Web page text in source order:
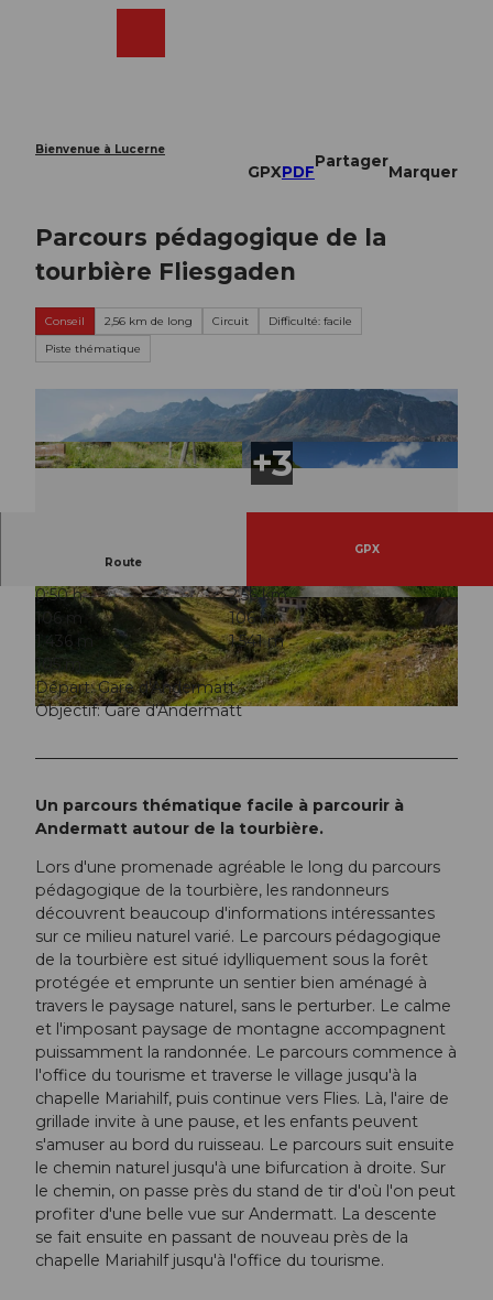
Bienvenue à Lucerne
GPXPDF
Partager
Marquer
Parcours pédagogique de la
tourbière Fliesgaden
Conseil 2,56 km de long Circuit
Difficulté: facile
Piste thématique
© Mike Niederhauser, Ferienregion Andermatt
© Andermatt-Urserntal Tourismus GmbH, Ferie
nregion Andermatt
© Andermatt-Urserntal Tourismus GmbH, Ferie
nregion Andermatt
Route
GPX
0:50 h
2,56 km
106 m
106 m
1.436 m
1.541 m
105 m
Départ: Gare d'Andermatt
Objectif: Gare d'Andermatt
Un parcours thématique facile à parcourir à
Andermatt autour de la tourbière.
Lors d'une promenade agréable le long du parcours
pédagogique de la tourbière, les randonneurs
découvrent beaucoup d'informations intéressantes
sur ce milieu naturel varié. Le parcours pédagogique
de la tourbière est situé idylliquement sous la forêt
protégée et emprunte un sentier bien aménagé à
travers le paysage naturel, sans le perturber. Le calme
et l'imposant paysage de montagne accompagnent
puissamment la randonnée. Le parcours commence à
l'office du tourisme et traverse le village jusqu'à la
chapelle Mariahilf, puis continue vers Flies. Là, l'aire de
grillade invite à une pause, et les enfants peuvent
s'amuser au bord du ruisseau. Le parcours suit ensuite
le chemin naturel jusqu'à une bifurcation à droite. Sur
le chemin, on passe près du stand de tir d'où l'on peut
profiter d'une belle vue sur Andermatt. La descente
se fait ensuite en passant de nouveau près de la
chapelle Mariahilf jusqu'à l'office du tourisme.